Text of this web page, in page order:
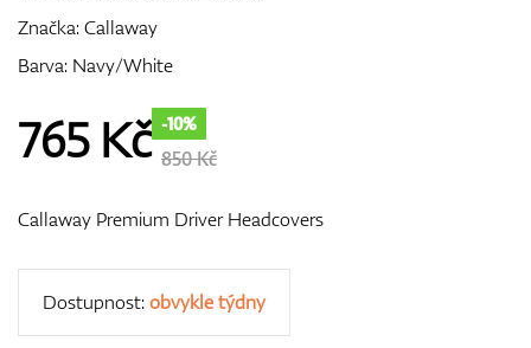
Značka:Callaway
Barva: Navy/White
765Kč -10%
850 Kč
Callaway Premium Driver Headcovers
Dostupnost:obvykle týdny